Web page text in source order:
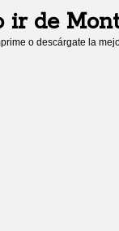
ir de
o descárgate la